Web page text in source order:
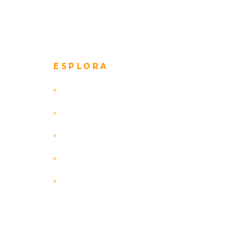
ESPLORA